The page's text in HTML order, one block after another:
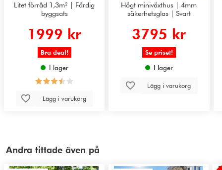
Litet förråd 1,3m² | Färdig
byggsats
1999 kr
Bra deal!
I lager
Lägg i varukorg
Högt miniväxthus | 4mm
säkerhetsglas | Svart
3795 kr
Se priset!
I lager
Lägg i varukorg
Andra tittade även på